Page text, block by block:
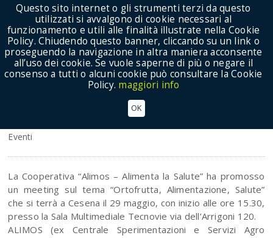
Show Menu
“Ortofrutta, Alimentazione, Salute”
Eventi
La Cooperativa “Alimos – Alimenta la Salute” ha promosso
un meeting sul tema “Ortofrutta, Alimentazione, Salute”
che si terrà a Cesena il 29 maggio, con inizio alle ore 15.30,
presso la Sala Multimediale Tecnovie via dell’Arrigoni 120.
ALIMOS (ex Centrale Sperimentazioni e Servizi Agro
Questo sito internet o gli strumenti terzi da questo
utilizzati si avvalgono di cookie necessari al
funzionamento e utili alle finalità illustrate nella Cookie
Policy. Chiudendo questo banner, cliccando su un link o
proseguendo la navigazione in altra maniera acconsente
all’uso dei cookie. Se vuole saperne di più o negare il
consenso a tutti o alcuni cookie può consultare la Cookie
Policy. maggiori info
OK